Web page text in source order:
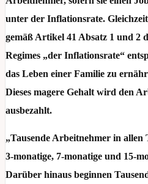
unter der Inflationsrate.
gemäß Artikel 41 Absatz 1 und 2
Regimes „der Inflationsrate“
das Leben einer Familie zu
Dieses magere Gehalt wird den
ausbezahlt.
„Tausende Arbeitnehmer in allen
3-monatige, 7-monatige und 15-
Darüber hinaus beginnen